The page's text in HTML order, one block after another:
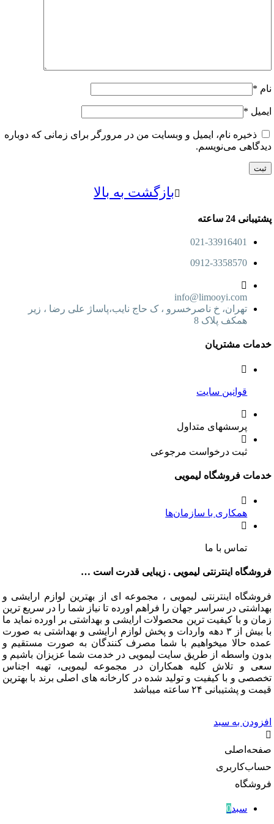
*
نام، ایمیل و وبسایت من در مرورگر برای زمانی که دوباره
می‌نویسم.
بازگشت به بالا
ساعته
021-33916401
0912-3358570
info@limooyi.com
تهران، خ ناصرخسرو ، ک حاج نایب،پاساژ علی رضا ، زیر
همکف پلاک 8
مشتریان
قوانین سایت
پرسشهای متداول
ثبت درخواست مرجوعی
فروشگاه لیمویی
همکاری با سازمان‌ها
تماس با ما
اینترنتی لیمویی . زیبایی قدرت است …
اینترنتی لیمویی ، مجموعه ای از بهترین لوازم ارایشی و
در سراسر جهان را فراهم اورده تا نیاز شما را در سریع ترین
و با کیفیت ترین محصولات ارایشی و بهداشتی بر اورده نماید ما
با بیش از ۳ دهه واردات و پخش لوازم ارایشی و بهداشتی به صورت
حالا میخواهیم با شما مصرف کنندگان به صورت مستقیم و
واسطه از طریق سایت لیمویی در خدمت شما عزیزان باشیم و
و تلاش کلیه همکاران در مجموعه لیمویی، تهیه اجناس
و با کیفیت و تولید شده در کارخانه های اصلی برند با بهترین
۲۴ ساعته میباشد
به سبد
سبد 0